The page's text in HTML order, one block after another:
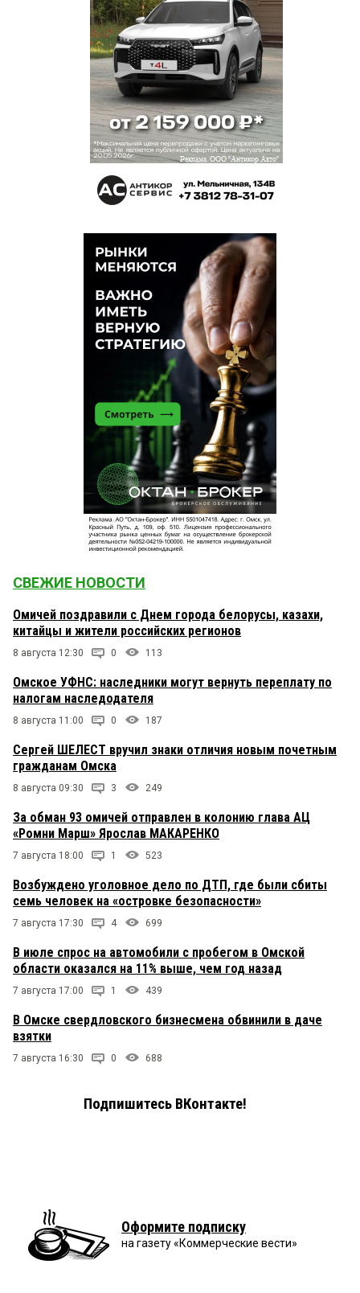
СВЕЖИЕ НОВОСТИ
Омичей поздравили с Днем города белорусы, казахи,
китайцы и жители российских регионов
8 августа 12:30 0 113
Омское УФНС: наследники могут вернуть переплату по
налогам наследодателя
8 августа 11:00 0 187
Сергей ШЕЛЕСТ вручил знаки отличия новым почетным
гражданам Омска
8 августа 09:30 3 249
За обман 93 омичей отправлен в колонию глава АЦ
«Ромни Марш» Ярослав МАКАРЕНКО
7 августа 18:00 1 523
Возбуждено уголовное дело по ДТП, где были сбиты
семь человек на «островке безопасности»
7 августа 17:30 4 699
В июле спрос на автомобили с пробегом в Омской
области оказался на 11% выше, чем год назад
7 августа 17:00 1 439
В Омске свердловского бизнесмена обвинили в даче
взятки
7 августа 16:30 0 688
Подпишитесь ВКонтакте!
Оформите подписку
на газету «Коммерческие вести»